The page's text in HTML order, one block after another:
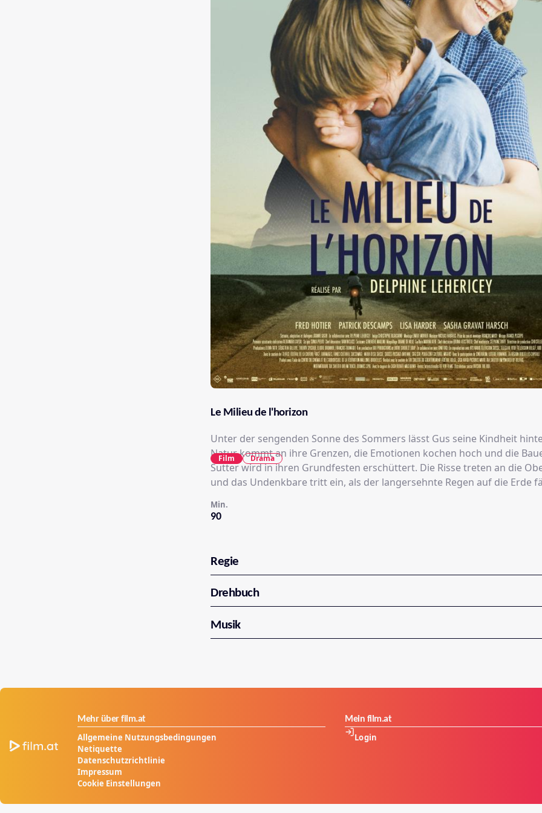
Le Milieu de l'horizon
Unter der sengenden Sonne des Sommers lässt Gus seine Kindheit
Natur kommt an ihre Grenzen, die Emotionen kochen hoch und die
Sutter wird in ihren Grundfesten erschüttert. Die Risse treten an die
und das Undenkbare tritt ein, als der langersehnte Regen auf die Erde
90
Min.
Film Drama
Regie
Drehbuch
Musik
Mehr über film.at
Allgemeine Nutzungsbedingungen
Netiquette
Datenschutzrichtlinie
Impressum
Cookie Einstellungen
Mein film.at
Login